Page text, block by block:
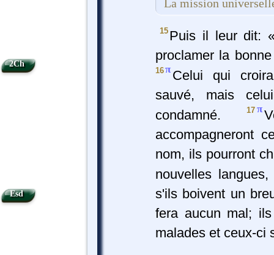
La mission
15 Puis il leur dit:
proclamer la
16π Celui qui
sauvé, mais
condamné.17 π
accompagneront
nom, ils pourront
nouvelles
s'ils boivent un
fera aucun mal;
malades et ceux-ci
2Ch
Esd